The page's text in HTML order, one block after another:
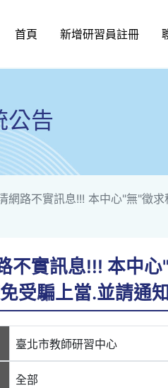
首頁 新增研習員註冊
公告
網路不實訊息!!! 本中心"無"徵
不實訊息!!! 本中
受騙上當.並請通
臺北市教師研習中心
全部